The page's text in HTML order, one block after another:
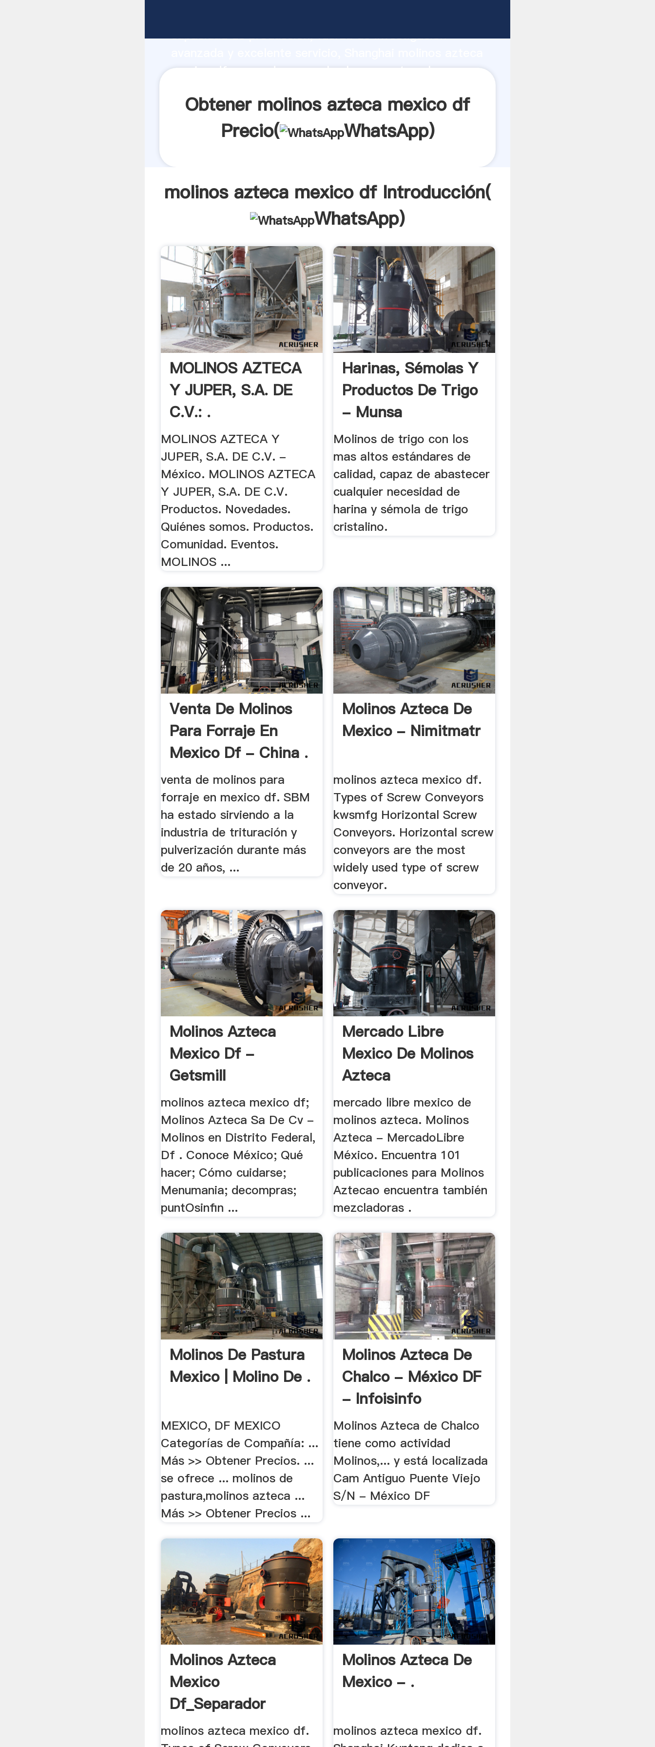
capacidad de producción, fuerza de investigación
mexico df proveedor crea el valor y aporta valores a
Obtener molinos azteca mexico df
Precio(
WhatsApp)
molinos azteca mexico df Introducción(
WhatsApp)
MOLINOS AZTECA
Y JUPER, S.A. DE
C.V.: .
MOLINOS AZTECA Y
JUPER, S.A. DE C.V. -
México. MOLINOS AZTECA
Y JUPER, S.A. DE C.V.
Productos. Novedades.
Quiénes somos. Productos.
Comunidad. Eventos.
MOLINOS ...
Harinas, Sémolas Y
Productos De Trigo
- Munsa
Molinos de trigo con los
mas altos estándares de
calidad, capaz de abastecer
cualquier necesidad de
harina y sémola de trigo
cristalino.
Venta De Molinos
Para Forraje En
Mexico Df - China .
venta de molinos para
forraje en mexico df. SBM
ha estado sirviendo a la
industria de trituración y
pulverización durante más
de 20 años, ...
Molinos Azteca De
Mexico - Nimitmatr
molinos azteca mexico df.
Types of Screw Conveyors
kwsmfg Horizontal Screw
Conveyors. Horizontal screw
conveyors are the most
widely used type of screw
conveyor.
Molinos Azteca
Mexico Df -
Getsmill
molinos azteca mexico df;
Molinos Azteca Sa De Cv -
Molinos en Distrito Federal,
Df . Conoce México; Qué
hacer; Cómo cuidarse;
Menumania; decompras;
puntOsinfin ...
Mercado Libre
Mexico De Molinos
Azteca
mercado libre mexico de
molinos azteca. Molinos
Azteca - MercadoLibre
México. Encuentra 101
publicaciones para Molinos
Aztecao encuentra también
mezcladoras .
Molinos De Pastura
Mexico | Molino De .
MEXICO, DF MEXICO
Categorías de Compañía: ...
Más >> Obtener Precios. ...
se ofrece ... molinos de
pastura,molinos azteca ...
Más >> Obtener Precios ...
Molinos Azteca De
Chalco - México DF
- Infoisinfo
Molinos Azteca de Chalco
tiene como actividad
Molinos,... y está localizada
Cam Antiguo Puente Viejo
S/N - México DF
Molinos Azteca
Mexico
Df_Separador
Magnético
molinos azteca mexico df.
Molinos Azteca De
Mexico - .
molinos azteca mexico df.